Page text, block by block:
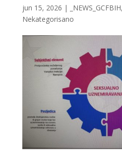
jun 15, 2026 | _NEWS_GCFBIH,
Nekategorisano